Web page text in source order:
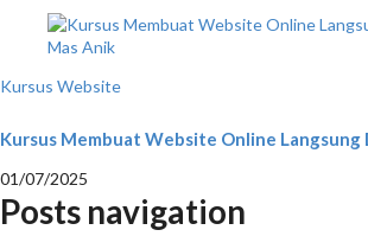
Kursus Website
Kursus Membuat Website Online Langsung
01/07/2025
Posts navigation